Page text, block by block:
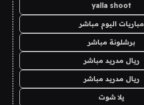
yalla shoot
مباريات اليوم مباشر
برشلونة مباشر
ريال مدريد مباشر
ريال مدريد مباشر
يلا شوت